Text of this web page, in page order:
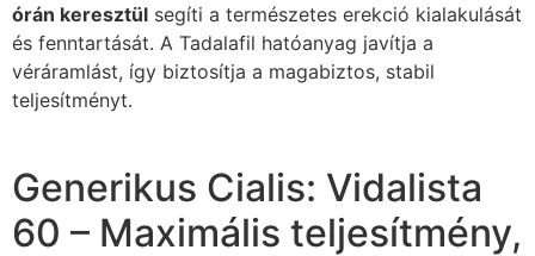
órán keresztül segíti a természetes erekció kialakulását
és fenntartását. A Tadalafil hatóanyag javítja a
véráramlást, így biztosítja a magabiztos, stabil
teljesítményt.
Generikus Cialis: Vidalista
60 – Maximális teljesítmény,